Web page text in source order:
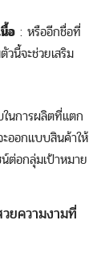
อ : หรืออีกชื่อที่
นี้จะช่วยเสริม
นการผลิตที่แตก
ออกแบบสินค้าให้
ต่อกลุ่มเป้าหมาย
ยความงามที่